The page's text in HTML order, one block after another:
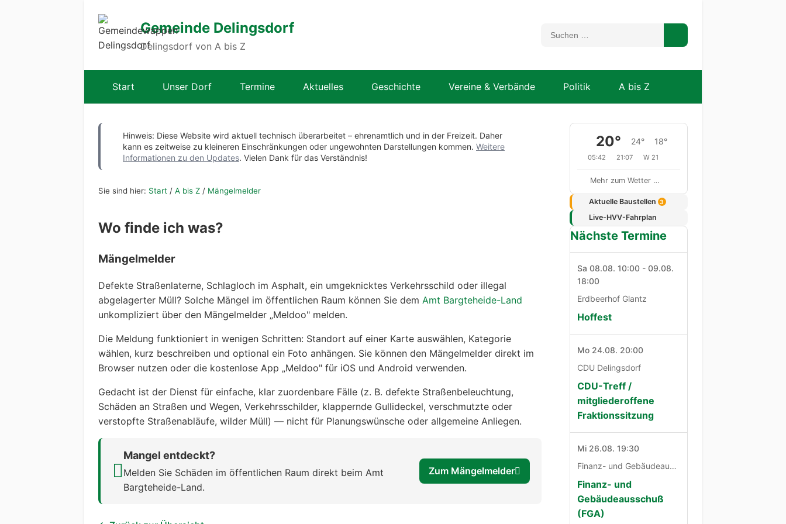
Gemeinde Delingsdorf
Delingsdorf von A bis Z
Start Unser Dorf Termine Aktuelles Geschichte Vereine & Verbände Politik A bis Z
Hinweis: Diese Website wird aktuell technisch überarbeitet – ehrenamtlich und in der Freizeit. Daher
kann es zeitweise zu kleineren Einschränkungen oder ungewohnten Darstellungen kommen. Weitere
Informationen zu den Updates. Vielen Dank für das Verständnis!
Sie sind hier: Start / A bis Z / Mängelmelder
Wo finde ich was?
Mängelmelder
Defekte Straßenlaterne, Schlagloch im Asphalt, ein umgeknicktes Verkehrsschild oder illegal
abgelagerter Müll? Solche Mängel im öffentlichen Raum können Sie dem Amt Bargteheide-Land
unkompliziert über den Mängelmelder „Meldoo" melden.
Die Meldung funktioniert in wenigen Schritten: Standort auf einer Karte auswählen, Kategorie
wählen, kurz beschreiben und optional ein Foto anhängen. Sie können den Mängelmelder direkt im
Browser nutzen oder die kostenlose App „Meldoo" für iOS und Android verwenden.
Gedacht ist der Dienst für einfache, klar zuordenbare Fälle (z. B. defekte Straßenbeleuchtung,
Schäden an Straßen und Wegen, Verkehrsschilder, klappernde Gullideckel, verschmutzte oder
verstopfte Straßenabläufe, wilder Müll) — nicht für Planungswünsche oder allgemeine Anliegen.
Mangel entdeckt?
Melden Sie Schäden im öffentlichen Raum direkt beim Amt
Bargteheide-Land.
Zum Mängelmelder
20° 24° 18°
05:42 21:07 W 21
Mehr zum Wetter …
Aktuelle Baustellen 3
Live-HVV-Fahrplan
Nächste Termine
Sa 08.08. 10:00 - 09.08.
18:00
Erdbeerhof Glantz
Hoffest
Mo 24.08. 20:00
CDU Delingsdorf
CDU-Treff /
mitgliederoffene
Fraktionssitzung
Mi 26.08. 19:30
Finanz- und Gebäudeausschuß
Finanz- und
Gebäudeausschuß
(FGA)